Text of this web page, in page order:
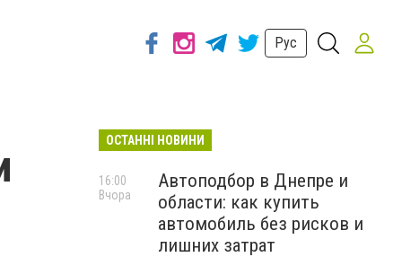
Рус
ОСТАННІ НОВИНИ
Автоподбор в Днепре и
области: как купить
автомобиль без рисков и
лишних затрат
16:00
Вчора